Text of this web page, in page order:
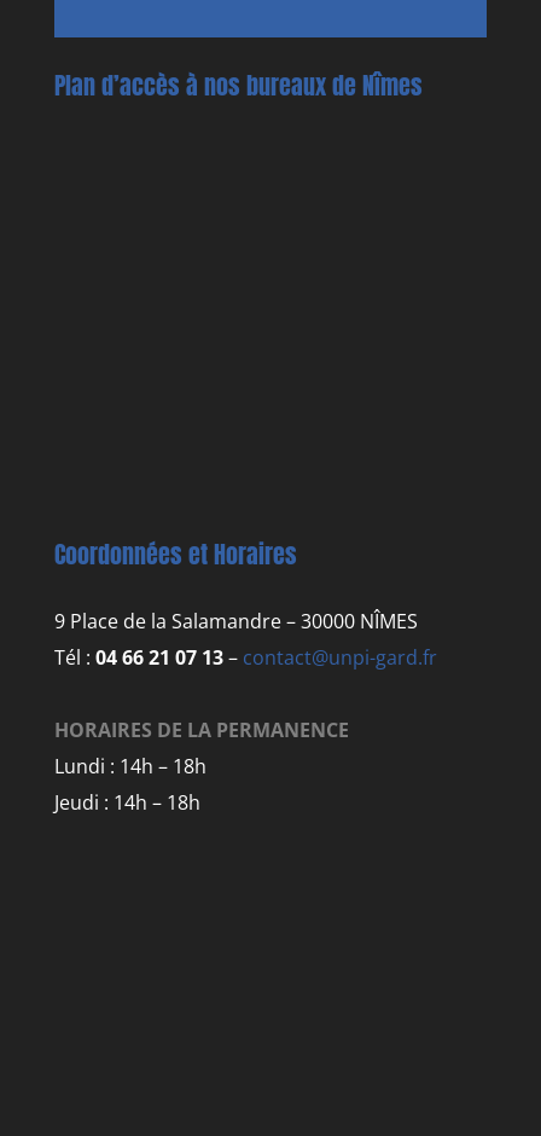
Plan d’accès à nos bureaux de Nîmes
Coordonnées et Horaires
9 Place de la Salamandre – 30000 NÎMES
Tél : 04 66 21 07 13– contact@unpi-gard.fr
HORAIRES DE LA PERMANENCE
Lundi : 14h – 18h
Jeudi : 14h – 18h